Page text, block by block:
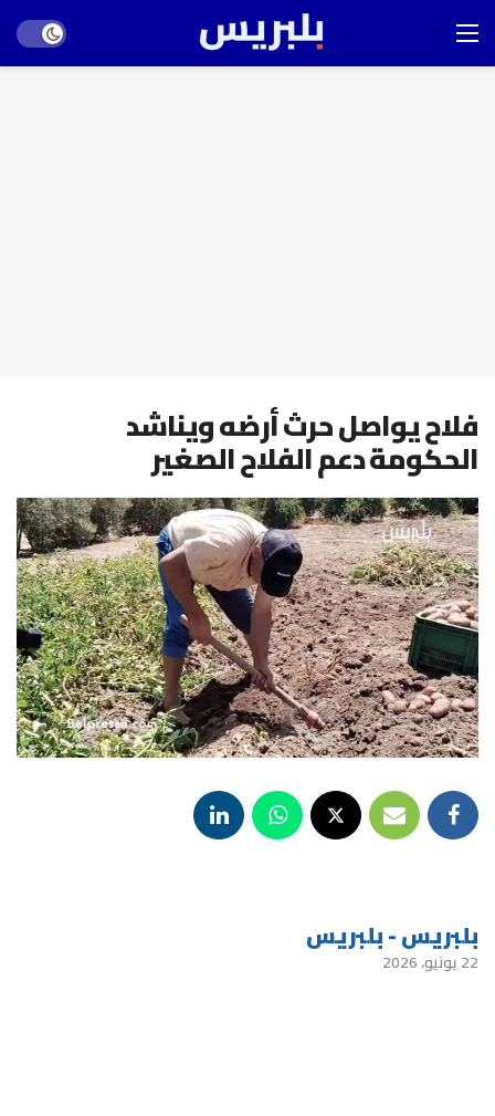
mode
فلاح يواصل حرث أرضه ويناشد
الحكومة دعم الفلاح الصغير
بلبريس - بلبريس
22 يونيو، 2026